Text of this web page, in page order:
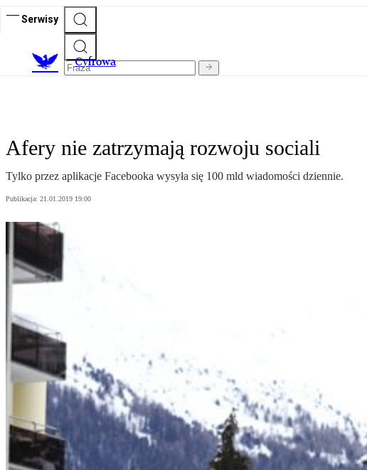
Serwisy
Cyfrowa
Afery nie zatrzymają rozwoju sociali
Tylko przez aplikacje Facebooka wysyła się 100 mld wiadomości dziennie.
Publikacja: 21.01.2019 19:00